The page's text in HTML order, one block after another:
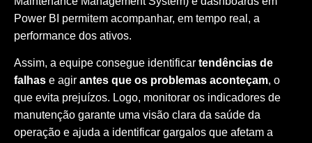
Power BI permitem acompanhar, em tempo real, a
performance dos ativos.
Assim, a equipe consegue identificar tendências de
falhas e agir antes que os problemas aconteçam, o
que evita prejuízos. Logo, monitorar os indicadores de
manutenção garante uma visão clara da saúde da
operação e ajuda a identificar gargalos que afetam a